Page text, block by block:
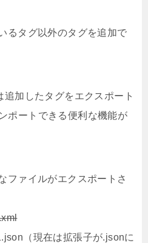
るタグ以外のタグを追加で
加したタグをエクスポート
ポートできる便利な機能が
ファイルがエクスポートさ
（現在は拡張子が.jsonに